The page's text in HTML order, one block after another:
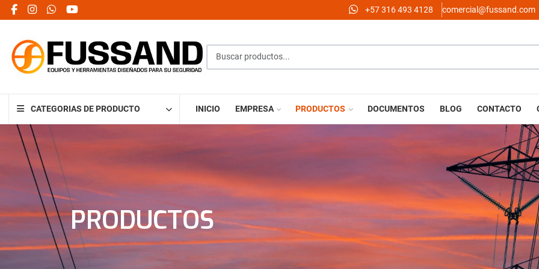
facebook social link
instagram social link
whatsapp social link
youtube social link ‪+57 316 493 4128‬ comercial@fussand.com
CATEGORIAS DE PRODUCTO INICIO EMPRESA PRODUCTOS DOCUMENTOS BLOG CONTACTO
PRODUCTOS